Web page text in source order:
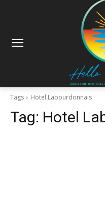
Tags Hotel Labourdonnais
Tag: Hotel